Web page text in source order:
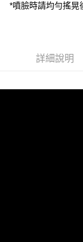
*噴臉時請均勻搖晃
詳細說明